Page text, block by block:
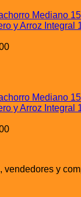
Mediano
Mediano
y